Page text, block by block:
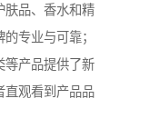
肤品、香水和精
专业与可靠；
等产品提供了新
直观看到产品品